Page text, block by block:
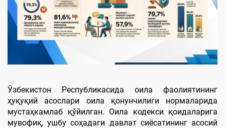
Ўзбекистон Республикасида оила фаолиятининг
ҳуқуқий асослари оила қонунчилиги нормаларида
мустаҳкамлаб қўйилган. Оила кодекси қоидаларига
мувофиқ, ушбу соҳадаги давлат сиёсатининг асосий